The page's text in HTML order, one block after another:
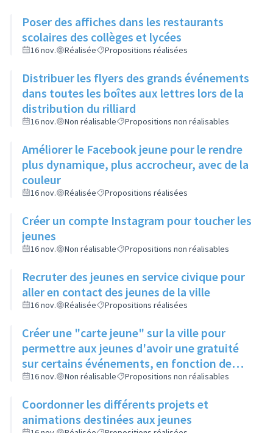
Poser des affiches dans les restaurants
scolaires des collèges et lycées
16 nov. Réalisée Propositions réalisées
Distribuer les flyers des grands événements
dans toutes les boîtes aux lettres lors de la
distribution du rilliard
16 nov. Non réalisable Propositions non réalisables
Améliorer le Facebook jeune pour le rendre
plus dynamique, plus accrocheur, avec de la
couleur
16 nov. Réalisée Propositions réalisées
Créer un compte Instagram pour toucher les
jeunes
16 nov. Non réalisable Propositions non réalisables
Recruter des jeunes en service civique pour
aller en contact des jeunes de la ville
16 nov. Réalisée Propositions réalisées
Créer une "carte jeune" sur la ville pour
permettre aux jeunes d'avoir une gratuité
sur certains événements, en fonction de
leur participation aux actions de la ville
16 nov. Non réalisable Propositions non réalisables
Coordonner les différents projets et
animations destinées aux jeunes